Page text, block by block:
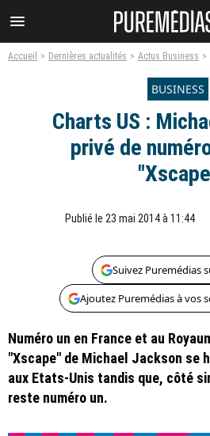
menu
Accueil Dernières actualités Actus Business
BUSINESS
Charts US :
privé de
Publié le 23 mai 2014 à 11:44
Suivez Puremédias
Ajoutez Puremédias à vos
Numéro un en France et au
"Xscape" de Michael Jackson se
aux Etats-Unis tandis que, côté
reste numéro un.